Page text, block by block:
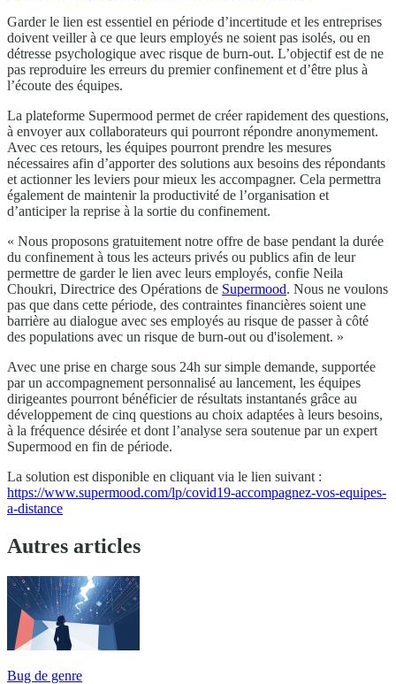
Garder le lien est essentiel en période d’incertitude et les entreprises
doivent veiller à ce que leurs employés ne soient pas isolés, ou en
détresse psychologique avec risque de burn-out. L’objectif est de ne
pas reproduire les erreurs du premier confinement et d’être plus à
l’écoute des équipes.
La plateforme Supermood permet de créer rapidement des questions,
à envoyer aux collaborateurs qui pourront répondre anonymement.
Avec ces retours, les équipes pourront prendre les mesures
nécessaires afin d’apporter des solutions aux besoins des répondants
et actionner les leviers pour mieux les accompagner. Cela permettra
également de maintenir la productivité de l’organisation et
d’anticiper la reprise à la sortie du confinement.
« Nous proposons gratuitement notre offre de base pendant la durée
du confinement à tous les acteurs privés ou publics afin de leur
permettre de garder le lien avec leurs employés, confie Neila
Choukri, Directrice des Opérations de Supermood. Nous ne voulons
pas que dans cette période, des contraintes financières soient une
barrière au dialogue avec ses employés au risque de passer à côté
des populations avec un risque de burn-out ou d'isolement. »
Avec une prise en charge sous 24h sur simple demande, supportée
par un accompagnement personnalisé au lancement, les équipes
dirigeantes pourront bénéficier de résultats instantanés grâce au
développement de cinq questions au choix adaptées à leurs besoins,
à la fréquence désirée et dont l’analyse sera soutenue par un expert
Supermood en fin de période.
La solution est disponible en cliquant via le lien suivant :
https://www.supermood.com/lp/covid19-accompagnez-vos-equipes-
a-distance
Autres articles
Bug de genre